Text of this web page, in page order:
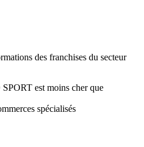
des franchises du secteur
est moins cher que
spécialisés